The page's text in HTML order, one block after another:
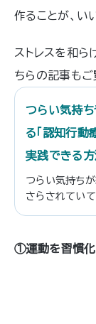
作ることが、い
ストレスを和ら
ちらの記事もご
つらい気持ち
る「認知行動
実践できる方
つらい気持ちが
さらされてい
り、さまざまな
セルフでも実
動療法の特徴
①運動を習慣化